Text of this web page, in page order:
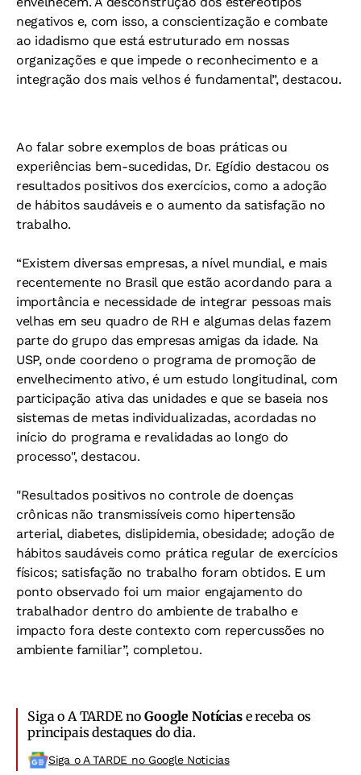
negativos e, com isso, a conscientização e combate
ao idadismo que está estruturado em nossas
organizações e que impede o reconhecimento e a
integração dos mais velhos é fundamental”, destacou.
Ao falar sobre exemplos de boas práticas ou
experiências bem-sucedidas, Dr. Egídio destacou os
resultados positivos dos exercícios, como a adoção
de hábitos saudáveis ​​e o aumento da satisfação no
trabalho.
“Existem diversas empresas, a nível mundial, e mais
recentemente no Brasil que estão acordando para a
importância e necessidade de integrar pessoas mais
velhas em seu quadro de RH e algumas delas fazem
parte do grupo das empresas amigas da idade. Na
USP, onde coordeno o programa de promoção de
envelhecimento ativo, é um estudo longitudinal, com
participação ativa das unidades e que se baseia nos
sistemas de metas individualizadas, acordadas no
início do programa e revalidadas ao longo do
processo", destacou.
"Resultados positivos no controle de doenças
crônicas não transmissíveis como hipertensão
arterial, diabetes, dislipidemia, obesidade; adoção de
hábitos saudáveis como prática regular de exercícios
físicos; satisfação no trabalho foram obtidos. E um
ponto observado foi um maior engajamento do
trabalhador dentro do ambiente de trabalho e
impacto fora deste contexto com repercussões no
ambiente familiar”, completou.
Siga o A TARDE noGoogle Notíciase receba os
principais destaques do dia.
Siga o A TARDE no Google Noticias